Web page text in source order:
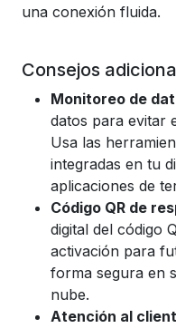
una conexión fluida.
Consejos
Monitoreo de
datos para evitar
Usa las
integradas en tu
aplicaciones de
Código QR de
digital del código
activación para
forma segura en
nube.
Atención al